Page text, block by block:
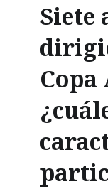
Siete
Copa